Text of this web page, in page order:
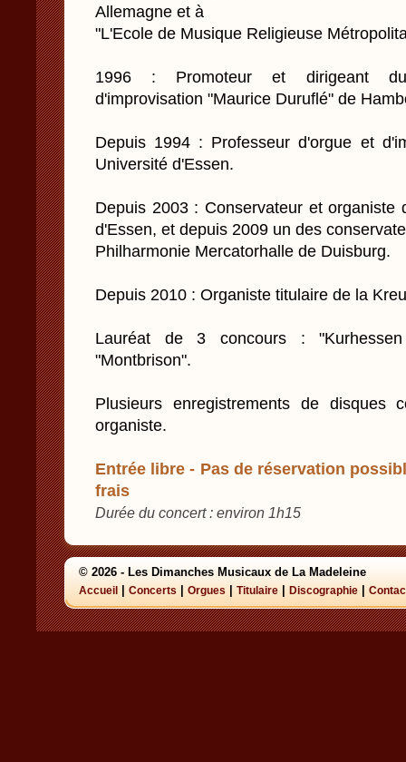
Allemagne et à
"L'Ecole de Musique Religieuse
1996 : Promoteur et dirigeant du
d'improvisation "Maurice Duruflé" de
Depuis 1994 : Professeur d'orgue et
Université d'Essen.
Depuis 2003 : Conservateur et organiste
d'Essen, et depuis 2009 un des
Philharmonie Mercatorhalle de Duisburg.
Depuis 2010 : Organiste titulaire de la
Lauréat de 3 concours :
"Montbrison".
Plusieurs enregistrements de disques
organiste.
Entrée libre - Pas de réservation
frais
Durée du concert : environ 1h15
© 2026 - Les Dimanches Musicaux de La Madeleine
Accueil Concerts Orgues Titulaire Discographie